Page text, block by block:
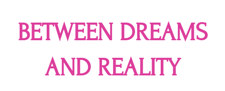
contentBETWEEN DREAMS
AND REALITY